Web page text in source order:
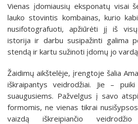
Vienas įdomiausių eksponatų visai
lauko stovintis kombainas, kurio
nusifotografuoti, apžiūrėti jį iš
istorija ir darbu susipažinti galima
stendą ir kartu sužinoti įdomų jo vardą
Žaidimų aikštelėje, įrengtoje šalia
iškraipantys veidrodžiai. Jie –
suaugusiems. Pažvelgus į savo
formomis, ne vienas tikrai
vaizdą iškreipiančio